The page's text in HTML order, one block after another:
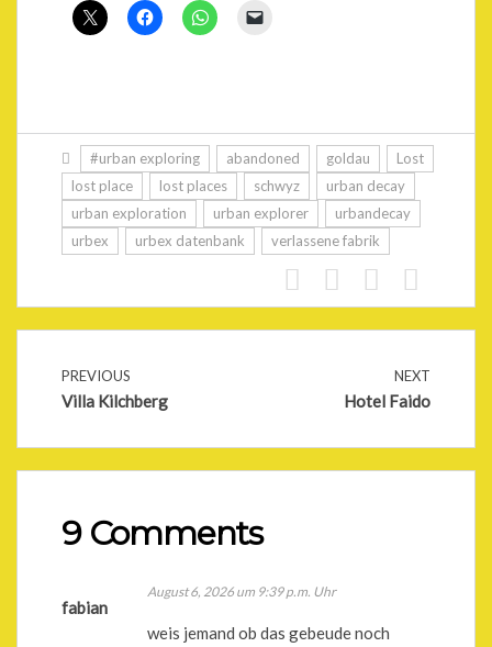
#urban exploring abandoned goldau
Lost
lost place
lost places schwyz
urban decay
urban exploration
urban explorer
urbandecay
urbex
urbex datenbank verlassene fabrik
PREVIOUS
Villa Kilchberg
NEXT
Hotel Faido
9 Comments
fabian
August 6, 2026 um 9:39 p.m. Uhr
weis jemand ob das gebeude noch